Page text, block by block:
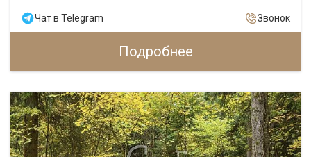
Чат в Telegram Звонок
Подробнее